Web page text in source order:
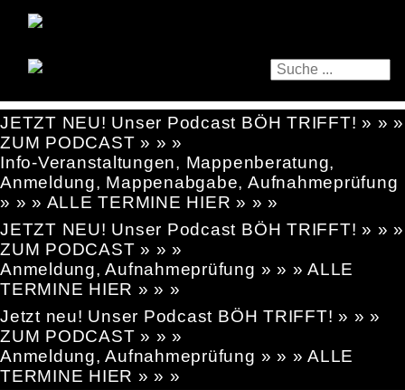
JETZT NEU! Unser Podcast BÖH TRIFFT! » » »
ZUM PODCAST » » »
Info-Veranstaltungen, Mappenberatung,
Anmeldung, Mappenabgabe, Aufnahmeprüfung
» » » ALLE TERMINE HIER » » »
JETZT NEU! Unser Podcast BÖH TRIFFT! » » »
ZUM PODCAST » » »
Anmeldung, Aufnahmeprüfung » » » ALLE
TERMINE HIER » » »
Jetzt neu! Unser Podcast BÖH TRIFFT! » » »
ZUM PODCAST » » »
Anmeldung, Aufnahmeprüfung » » » ALLE
TERMINE HIER » » »